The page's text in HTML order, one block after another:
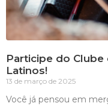
Participe do
Latinos!
13 de março de 2025
Você já pensou em